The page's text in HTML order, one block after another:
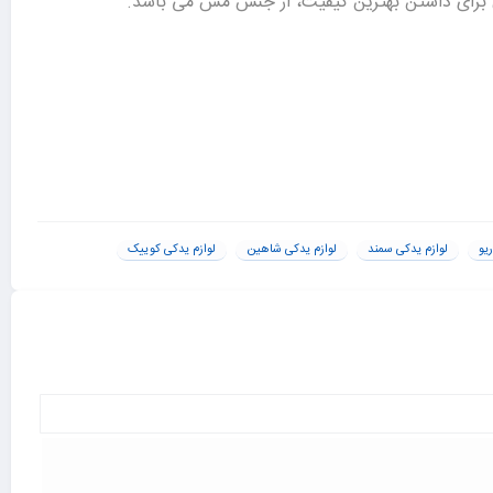
لوازم یدکی سمند لوازم یدکی شاهین لوازم یدکی کوییک